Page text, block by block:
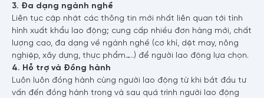
3. Đa dạng ngành nghề
Liên tục cập nhật các thông tin mới nhất liên quan tới tình
hình xuất khẩu lao động; cung cấp nhiều đơn hàng mới, chất
lượng cao, đa dạng về ngành nghề (cơ khí, dệt may, nông
nghiệp, xây dựng, thực phẩm…..) để người lao động lựa chọn.
4. Hỗ trợ và Đồng hành
Luôn luôn đồng hành cùng người lao động từ khi bắt đầu tư
vấn đến đồng hành trong và sau quá trình người lao động
Họ tên